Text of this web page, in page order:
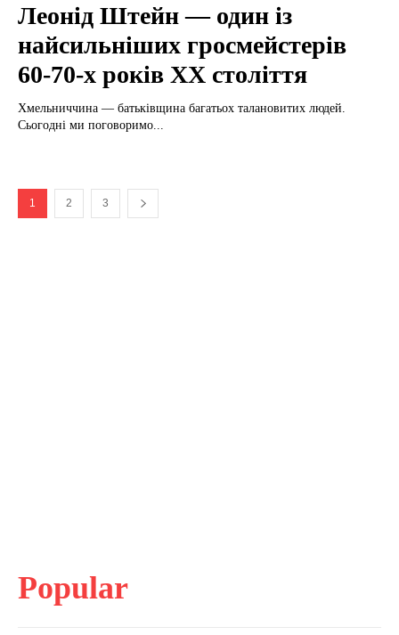
Леонід Штейн — один із
найсильніших гросмейстерів
60-70-х років ХХ століття
Хмельниччина — батьківщина багатьох талановитих людей.
Сьогодні ми поговоримо...
1 2 3
Popular